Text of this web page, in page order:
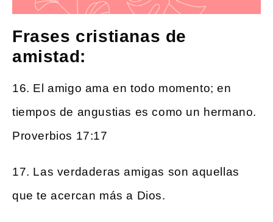
Frases cristianas de
amistad:
16. El amigo ama en todo momento; en
tiempos de angustias es como un hermano.
Proverbios 17:17
17. Las verdaderas amigas son aquellas
que te acercan más a Dios.